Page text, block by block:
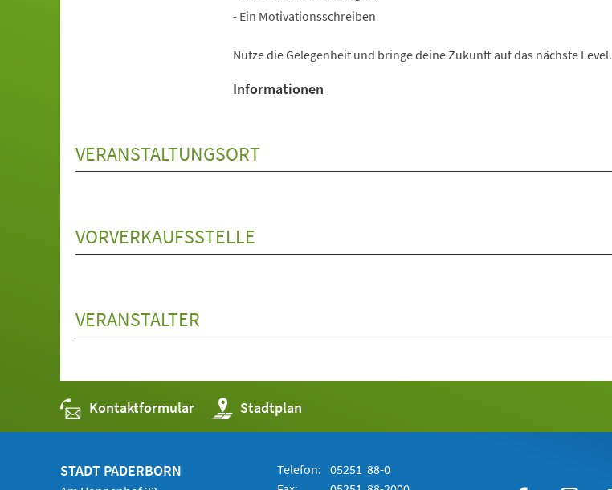
- Ein Motivationsschreiben
Nutze die Gelegenheit und bringe deine Zukunft auf das nächste Level.
Informationen
VERANSTALTUNGSORT
VORVERKAUFSSTELLE
VERANSTALTER
Kontaktformular Stadtplan
(Öffnet
in
einem
STADT PADERBORN Telefon: 05251 88-0